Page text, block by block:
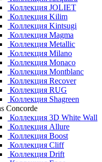
Коллекция JOLIET
Коллекция Kilim
Коллекция Kintsugi
Коллекция Magma
Коллекция Metallic
Коллекция Milano
Коллекция Monaco
Коллекция Montblanc
Коллекция Recover
Коллекция RUG
Коллекция Shagreen
Concorde
Коллекция 3D White Wall
Коллекция Allure
Коллекция Boost
Коллекция Cliff
Коллекция Drift